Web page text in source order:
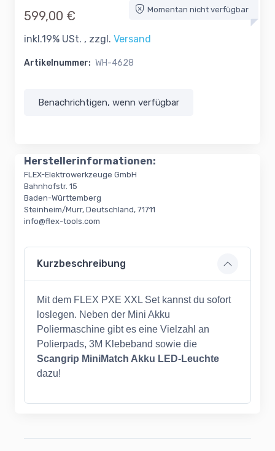
Momentan nicht verfügbar
599,00 €
inkl.19% USt. , zzgl. Versand
Artikelnummer: WH-4628
Benachrichtigen, wenn verfügbar
Herstellerinformationen:
FLEX-Elektrowerkzeuge GmbH
Bahnhofstr. 15
Baden-Württemberg
Steinheim/Murr, Deutschland, 71711
info@flex-tools.com
Kurzbeschreibung
Mit dem FLEX PXE XXL Set kannst du sofort
loslegen. Neben der Mini Akku
Poliermaschine gibt es eine Vielzahl an
Polierpads, 3M Klebeband sowie die
Scangrip MiniMatch Akku LED-Leuchte
dazu!